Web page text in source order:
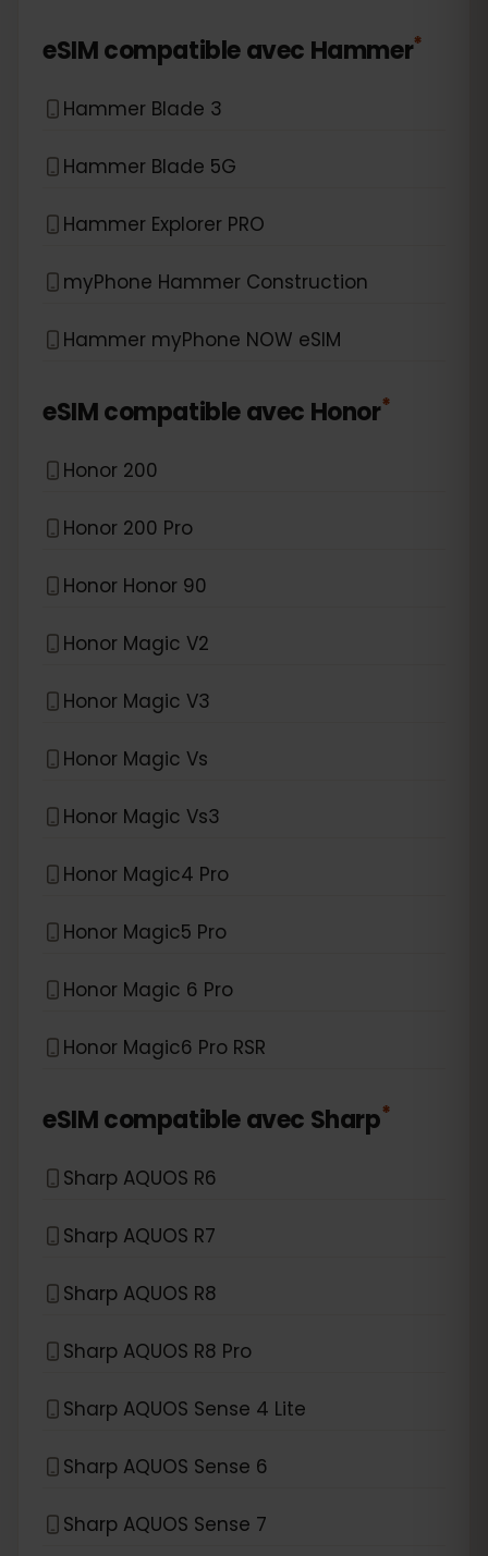
eSIM compatible avec Hammer*
Hammer Blade 3
Hammer Blade 5G
Hammer Explorer PRO
myPhone Hammer Construction
Hammer myPhone NOW eSIM
eSIM compatible avec Honor*
Honor 200
Honor 200 Pro
Honor Honor 90
Honor Magic V2
Honor Magic V3
Honor Magic Vs
Honor Magic Vs3
Honor Magic4 Pro
Honor Magic5 Pro
Honor Magic 6 Pro
Honor Magic6 Pro RSR
eSIM compatible avec Sharp*
Sharp AQUOS R6
Sharp AQUOS R7
Sharp AQUOS R8
Sharp AQUOS R8 Pro
Sharp AQUOS Sense 4 Lite
Sharp AQUOS Sense 6
Sharp AQUOS Sense 7